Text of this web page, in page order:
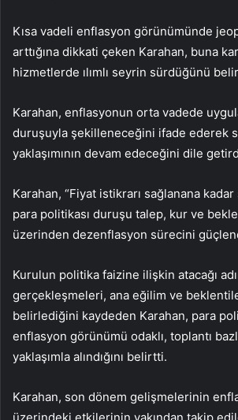
Kısa vadeli enflasyon görünümünde
arttığına dikkati çeken Karahan, buna
hizmetlerde ılımlı seyrin sürdüğünü
Karahan, enflasyonun orta vadede
duruşuyla şekilleneceğini ifade ederek
yaklaşımının devam edeceğini dile
Karahan, “Fiyat istikrarı sağlanana kadar
para politikası duruşu talep, kur ve
üzerinden dezenflasyon sürecini
Kurulun politika faizine ilişkin atacağı
gerçekleşmeleri, ana eğilim ve
belirlediğini kaydeden Karahan, para
enflasyon görünümü odaklı, toplantı
yaklaşımla alındığını belirtti.
Karahan, son dönem gelişmelerinin